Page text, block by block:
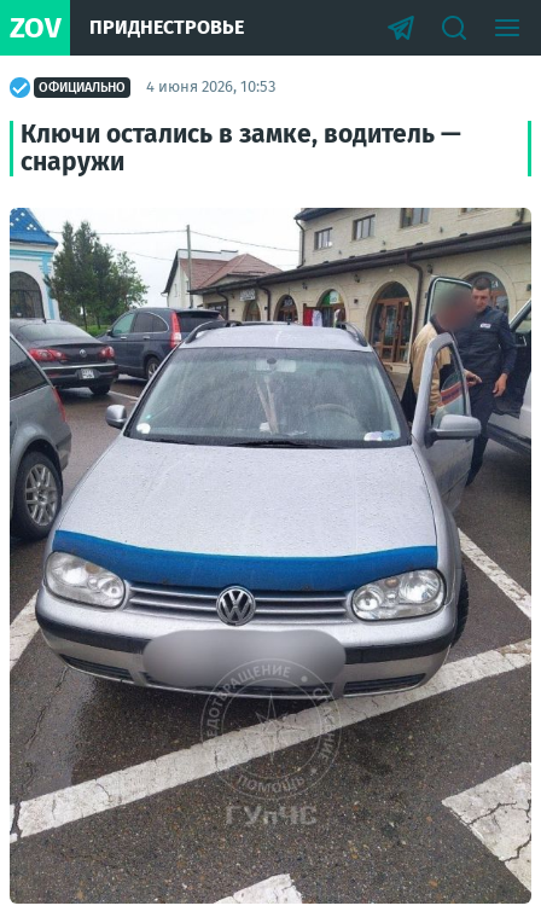
ZOV ПРИДНЕСТРОВЬЕ
ОФИЦИАЛЬНО 4 июня 2026, 10:53
Ключи остались в замке, водитель —
снаружи